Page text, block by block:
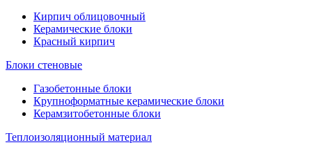
Кирпич облицовочный
Керамические блоки
Красный кирпич
Блоки стеновые
Газобетонные блоки
Крупноформатные керамические блоки
Керамзитобетонные блоки
Теплоизоляционный материал